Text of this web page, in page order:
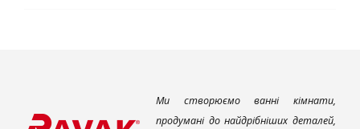
Ми створюємо ванні кімнати,
продумані до найдрібніших деталей,